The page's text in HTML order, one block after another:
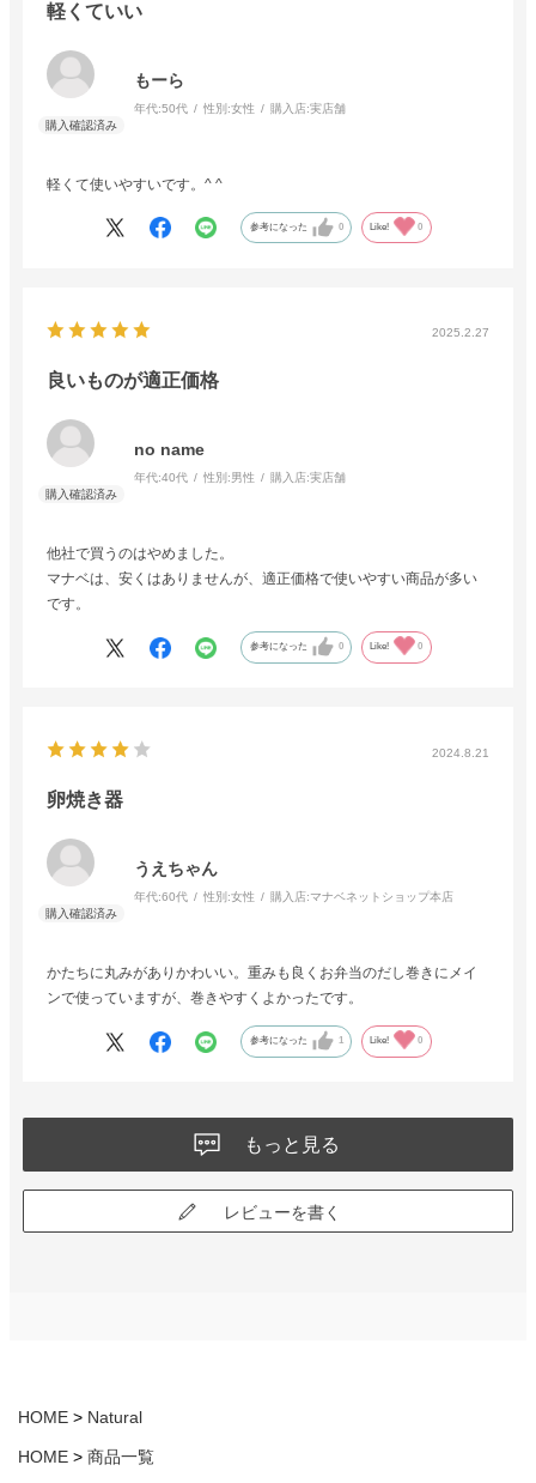
軽くていい
もーら
年代:50代 性別:女性 購入店:実店舗
軽くて使いやすいです。^ ^
参考になった 0 Like! 0
2025.2.27
良いものが適正価格
no name
年代:40代 性別:男性 購入店:実店舗
他社で買うのはやめました。
マナベは、安くはありませんが、適正価格で使いやすい商品が多い
です。
参考になった 0 Like! 0
2024.8.21
卵焼き器
うえちゃん
年代:60代 性別:女性 購入店:マナベネットショップ本店
かたちに丸みがありかわいい。重みも良くお弁当のだし巻きにメイ
ンで使っていますが、巻きやすくよかったです。
参考になった 1 Like! 0
もっと見る
レビューを書く
HOME Natural
HOME 商品一覧